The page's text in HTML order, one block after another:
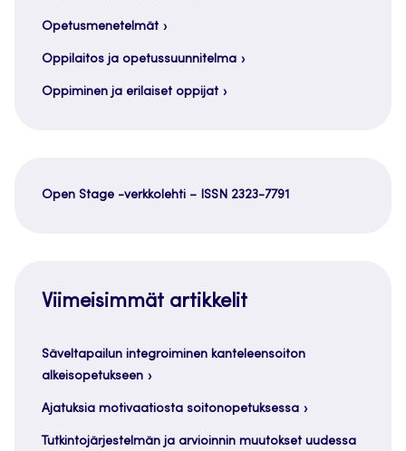
Opetusmenetelmät
Oppilaitos ja opetussuunnitelma
Oppiminen ja erilaiset oppijat
Open Stage -verkkolehti – ISSN 2323-7791
Viimeisimmät artikkelit
Säveltapailun integroiminen kanteleensoiton
alkeisopetukseen
Ajatuksia motivaatiosta soitonopetuksessa
Tutkintojärjestelmän ja arvioinnin muutokset uudessa